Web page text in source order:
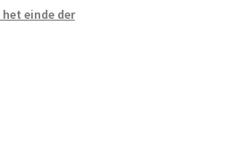
einde der